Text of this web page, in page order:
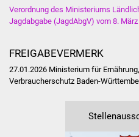
Verordnung des Ministeriums
Jagdabgabe (JagdAbgV) vom 8.
FREIGABEVERMERK
27.01.2026 Ministerium für
Verbraucherschutz Baden-